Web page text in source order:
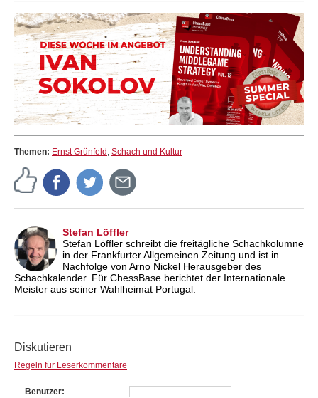
Themen: Ernst Grünfeld , Schach und Kultur
Stefan Löffler
Stefan Löffler schreibt die freitägliche Schachkolumne
in der Frankfurter Allgemeinen Zeitung und ist in
Nachfolge von Arno Nickel Herausgeber des
Schachkalender. Für ChessBase berichtet der Internationale
Meister aus seiner Wahlheimat Portugal.
Diskutieren
Regeln für Leserkommentare
Benutzer